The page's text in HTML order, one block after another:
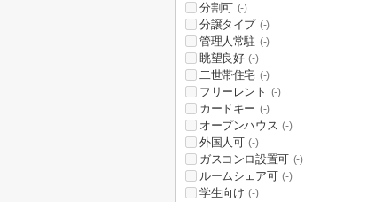
分割可 (-)
分譲タイプ (-)
管理人常駐 (-)
眺望良好 (-)
二世帯住宅 (-)
フリーレント (-)
カードキー (-)
オープンハウス (-)
外国人可 (-)
ガスコンロ設置可 (-)
ルームシェア可 (-)
学生向け (-)